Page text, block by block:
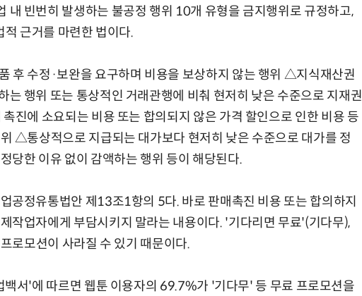
내 빈번히 발생하는 불공정 행위 10개 유형을 금지행위로 규정하고,
적 근거를 마련한 법이다.
후 수정·보완을 요구하며 비용을 보상하지 않는 행위 △지식재산권
는 행위 또는 통상적인 거래관행에 비춰 현저히 낮은 수준으로 지재권
진에 소요되는 비용 또는 합의되지 않은 가격 할인으로 인한 비용 등
△통상적으로 지급되는 대가보다 현저히 낮은 수준으로 대가를 정
당한 이유 없이 감액하는 행위 등이 해당된다.
공정유통법안 제13조1항의 5다. 바로 판매촉진 비용 또는 합의하지
작업자에게 부담시키지 말라는 내용이다. '기다리면 무료'(기다무),
로모션이 사라질 수 있기 때문이다.
서'에 따르면 웹툰 이용자의 69.7%가 '기다무' 등 무료 프로모션을